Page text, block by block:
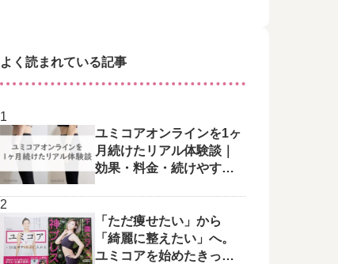
よく読まれている記事
ユミコアオンラインを1ヶ
月続けたリアル体験談｜
効果・料金・続けやすさ
「ただ痩せたい」から
「綺麗に整えたい」へ。
ユミコアを始めたきっか